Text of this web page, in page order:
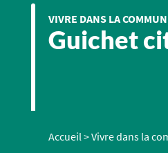
VIVRE DANS LA
Guichet
Accueil>Vivre dans la